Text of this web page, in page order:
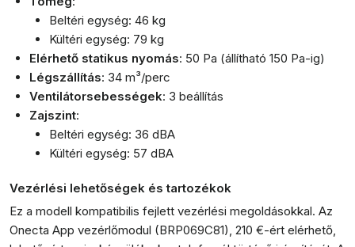
Beltéri egység: 46 kg
Kültéri egység: 79 kg
Elérhető statikus nyomás: 50 Pa (állítható 150 Pa-ig)
Légszállítás: 34 m³/perc
Ventilátorsebességek: 3 beállítás
Zajszint:
Beltéri egység: 36 dBA
Kültéri egység: 57 dBA
Vezérlési lehetőségek és tartozékok
Ez a modell kompatibilis fejlett vezérlési megoldásokkal. Az
Onecta App vezérlőmodul (BRP069C81), 210 €-ért elérhető,